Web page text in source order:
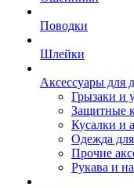
Поводки
Шлейки
Аксессуары для
Грызаки и
Защитные
Кусалки и
Одежда
Прочие
Рукава и